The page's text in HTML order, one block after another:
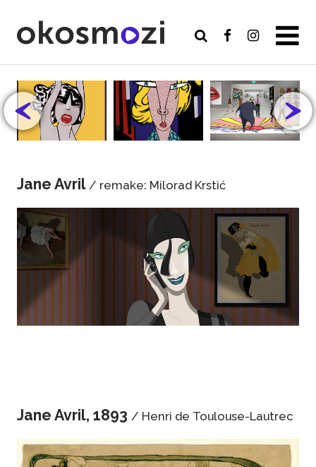
Jane Avril / remake: Milorad Krstić
Jane Avril, 1893 / Henri de Toulouse-Lautrec